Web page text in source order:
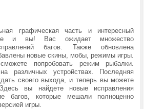
графическая часть и интересный
и вы! Вас ожидает множество
багов. Также обновлена
новые скины, мобы, режимы игры.
попробовать режим рыбалки.
различных устройствах. Последняя
своего выхода, и теперь вы можете
вы найдете новые исправления
багов, которые мешали полноценно
игры.